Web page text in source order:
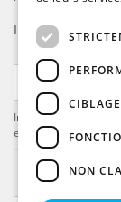
Inscrivez-vous
Inscrivez-vous pour
et mises à jour .
CIBLAGE
NON